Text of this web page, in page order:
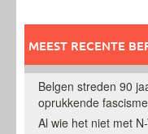
MEEST RECENTE
Belgen streden 90
oprukkende fascisme
Al wie het niet met